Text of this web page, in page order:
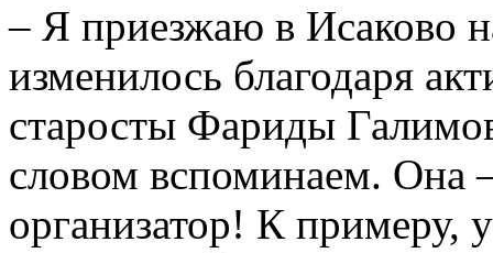
– Я приезжаю в Исаково
изменилось благодаря
старосты Фариды
словом вспоминаем. Она
организатор! К примеру,